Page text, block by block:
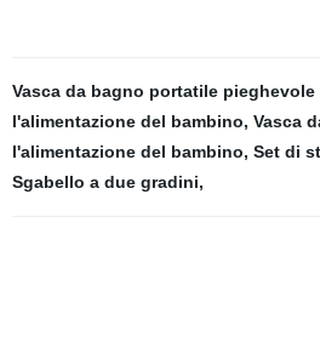
Vasca da bagno portatile pieghevole
l'alimentazione del bambino, Vasca
l'alimentazione del bambino, Set di
Sgabello a due gradini,